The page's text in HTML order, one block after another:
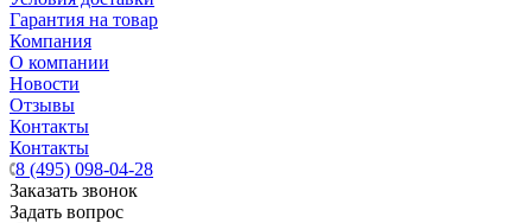
Гарантия на товар
Компания
О компании
Новости
Отзывы
Контакты
Контакты
8 (495) 098-04-28
Заказать звонок
Задать вопрос